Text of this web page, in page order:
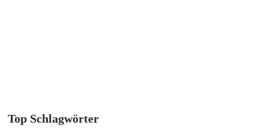
Top Schlagwörter